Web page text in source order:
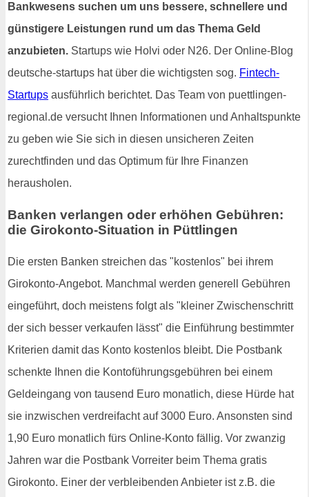
Bankwesens suchen um uns bessere, schnellere und
günstigere Leistungen rund um das Thema Geld
anzubieten. Startups wie Holvi oder N26. Der Online-Blog
deutsche-startups hat über die wichtigsten sog. Fintech-
Startups ausführlich berichtet. Das Team von puettlingen-
regional.de versucht Ihnen Informationen und Anhaltspunkte
zu geben wie Sie sich in diesen unsicheren Zeiten
zurechtfinden und das Optimum für Ihre Finanzen
herausholen.
Banken verlangen oder erhöhen Gebühren:
die Girokonto-Situation in Püttlingen
Die ersten Banken streichen das "kostenlos" bei ihrem
Girokonto-Angebot. Manchmal werden generell Gebühren
eingeführt, doch meistens folgt als "kleiner Zwischenschritt
der sich besser verkaufen lässt" die Einführung bestimmter
Kriterien damit das Konto kostenlos bleibt. Die Postbank
schenkte Ihnen die Kontoführungsgebühren bei einem
Geldeingang von tausend Euro monatlich, diese Hürde hat
sie inzwischen verdreifacht auf 3000 Euro. Ansonsten sind
1,90 Euro monatlich fürs Online-Konto fällig. Vor zwanzig
Jahren war die Postbank Vorreiter beim Thema gratis
Girokonto. Einer der verbleibenden Anbieter ist z.B. die